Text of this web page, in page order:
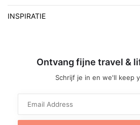
INSPIRATIE
Ontvang fijne travel &
Schrijf je in en we'll keep